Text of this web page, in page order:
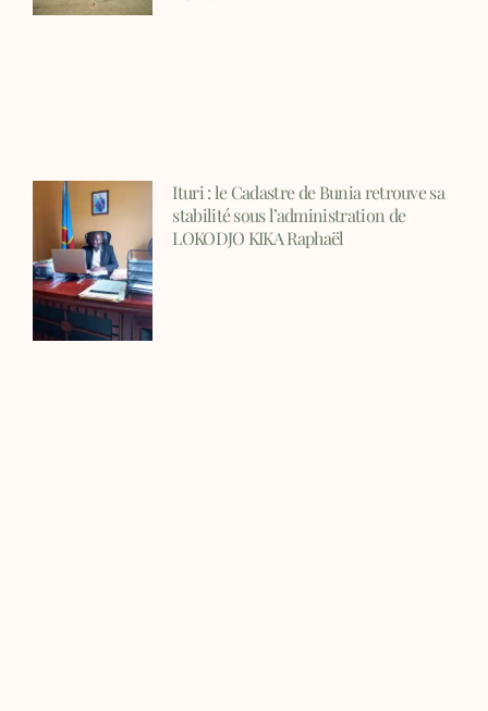
Ituri : le Cadastre de Bunia retrouve sa
stabilité sous l’administration de
LOKODJO KIKA Raphaël